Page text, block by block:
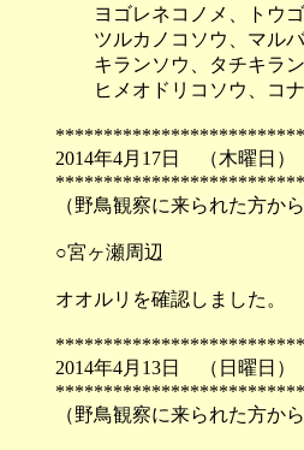
ヨゴレネコノメ、トウゴ
ツルカノコソウ、マルバ
キランソウ、タチキラン
ヒメオドリコソウ、コ
2014年4月
（野鳥観察に来られた方か
○宮ヶ瀬周辺
オオルリを確認しました。
2014年4月
（野鳥観察に来られた方か